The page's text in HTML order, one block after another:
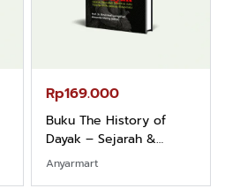
Rp169.000
Buku The History of
Dayak – Sejarah &
Identitas Borneo Asli
Anyarmart